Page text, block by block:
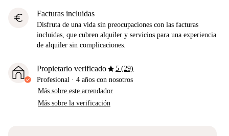
euro Facturas incluidas
Disfruta de una vida sin preocupaciones con las facturas
incluidas, que cubren alquiler y servicios para una experiencia
de alquiler sin complicaciones.
Propietario verificadostar5 (29)
Profesional · 4 años con nosotros
Más sobre este arrendador
Más sobre la verificación